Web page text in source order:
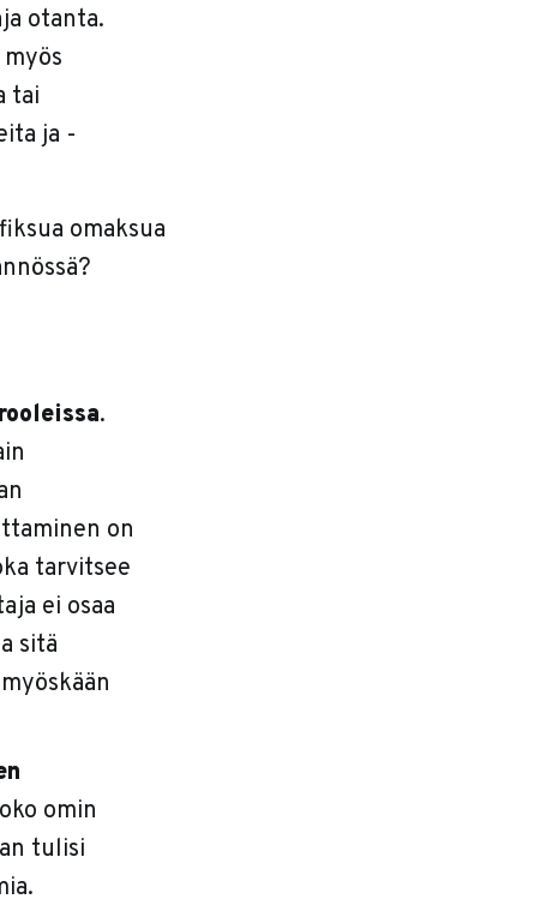
otanta.
tai
ja -
omaksua
.
on
tarvitsee
ei osaa
sitä
omin
tulisi